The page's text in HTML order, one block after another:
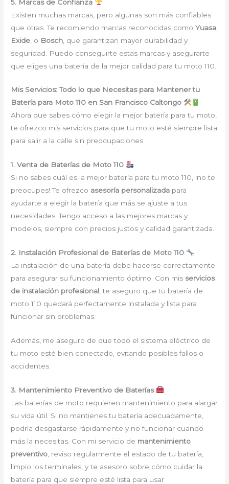
5. Marcas de Confianza
Existen muchas marcas, pero algunas son más confiables
que otras. Te recomiendo marcas reconocidas comoYuasa
Exide , o Bosch , que garantizan mayor durabilidad y
seguridad. Puedo conseguirte estas marcas y asegurarte
que eliges una batería de la mejor calidad para tu moto 110.
Mis Servicios: Todo lo que Necesitas para Mantener tu
Batería para Moto 110 en San Francisco Caltongo
Ahora que sabes cómo elegir la mejor batería para tu moto,
te ofrezco mis servicios para que tu moto esté siempre lista
para salir a la calle sin preocupaciones.
1. Venta de Baterías de Moto 110
Si no sabes cuál es la mejor batería para tu moto 110, ¡no te
preocupes! Te ofrezco asesoría personalizada para
ayudarte a elegir la batería que más se ajuste a tus
necesidades. Tengo acceso a las mejores marcas y
modelos, siempre con precios justos y calidad garantizada.
2. Instalación Profesional de Baterías de Moto 110
La instalación de una batería debe hacerse correctamente
para asegurar su funcionamiento óptimo. Con mis servicios
de instalación profesional , te aseguro que tu batería de
moto 110 quedará perfectamente instalada y lista para
funcionar sin problemas.
Además, me aseguro de que todo el sistema eléctrico de
tu moto esté bien conectado, evitando posibles fallos o
accidentes.
3. Mantenimiento Preventivo de Baterías
Las baterías de moto requieren mantenimiento para alargar
su vida útil. Si no mantienes tu batería adecuadamente,
podría desgastarse rápidamente y no funcionar cuando
más la necesitas. Con mi servicio de mantenimiento
preventivo , reviso regularmente el estado de tu batería,
limpio los terminales, y te asesoro sobre cómo cuidar la
batería para que siempre esté lista para usar.